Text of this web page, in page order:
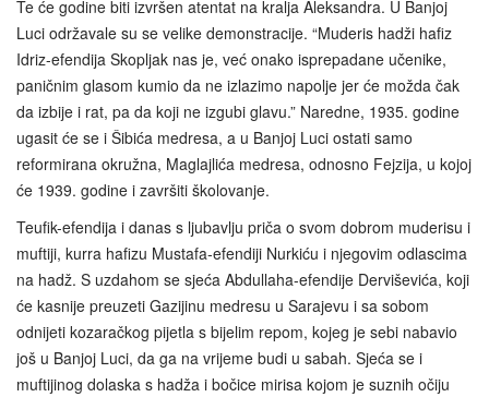
Te će godine biti izvršen atentat na kralja Aleksandra. U Banjoj
Luci održavale su se velike demonstracije. “Muderis hadži hafiz
Idriz-efendija Skopljak nas je, već onako isprepadane učenike,
paničnim glasom kumio da ne izlazimo napolje jer će možda čak
da izbije i rat, pa da koji ne izgubi glavu.” Naredne, 1935. godine
ugasit će se i Šibića medresa, a u Banjoj Luci ostati samo
reformirana okružna, Maglajlića medresa, odnosno Fejzija, u kojoj
će 1939. godine i završiti školovanje.
Teufik-efendija i danas s ljubavlju priča o svom dobrom muderisu i
muftiji, kurra hafizu Mustafa‑efendiji Nurkiću i njegovim odlascima
na hadž. S uzdahom se sjeća Abdullaha-efendije Derviševića, koji
će kasnije preuzeti Gazijinu medresu u Sarajevu i sa sobom
odnijeti kozaračkog pijetla s bijelim repom, kojeg je sebi nabavio
još u Banjoj Luci, da ga na vrijeme budi u sabah. Sjeća se i
muftijinog dolaska s hadža i bočice mirisa kojom je suznih očiju